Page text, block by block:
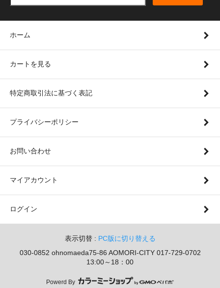
ホーム
カートを見る
特定商取引法に基づく表記
プライバシーポリシー
お問い合わせ
マイアカウント
ログイン
表示切替 : PC版に切り替える
030-0852 ohnomaeda75-86 AOMORI-CITY 017-729-0702
13:00～18：00
Powerd By